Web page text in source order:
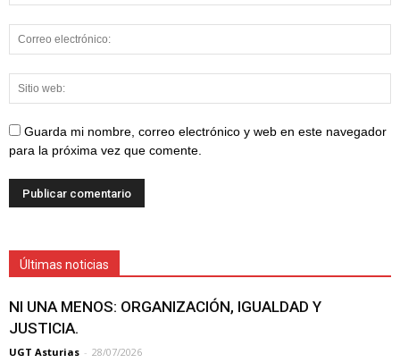
Guarda mi nombre, correo electrónico y web en este navegador
para la próxima vez que comente.
Últimas noticias
NI UNA MENOS: ORGANIZACIÓN, IGUALDAD Y
JUSTICIA.
UGT Asturias - 28/07/2026